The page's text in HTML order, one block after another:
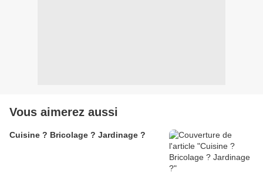
Vous aimerez aussi
Cuisine ? Bricolage ? Jardinage ?